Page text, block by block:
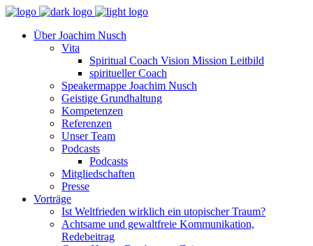
Über Joachim Nusch
Vita
Spiritual Coach Vision Mission Leitbild
spiritueller Coach
Speakermappe Joachim Nusch
Geistige Grundhaltung
Kompetenzen
Referenzen
Unser Team
Podcasts
Podcasts
Mitgliedschaften
Presse
Vorträge
Ist Weltfrieden wirklich ein utopischer Traum?
Achtsame und gewaltfreie Kommunikation,
Redebeitrag